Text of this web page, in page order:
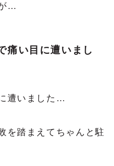
…
痛い目に遭いまし
遭いました…
を踏まえてちゃんと駐